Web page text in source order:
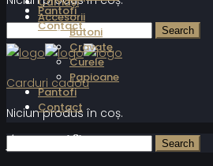
Pantofi
Contact
Carduri cadou
Niciun produs în coș.
Accesorii
Butoni
Cravate
Curele
Papioane
Pantofi
Contact
Autentificare